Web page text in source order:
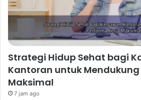
Pilihan Sarapan Sehat
Seimbang untuk
Harian